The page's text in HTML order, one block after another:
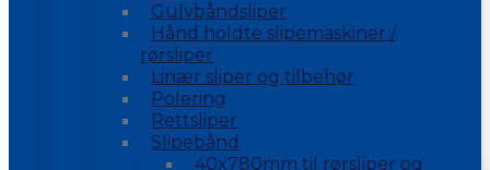
Gulvbåndsliper
Hånd holdte slipemaskiner /
rørsliper
Linær sliper og tilbehør
Polering
Rettsliper
Slipebånd
40x780mm til rørsliper og